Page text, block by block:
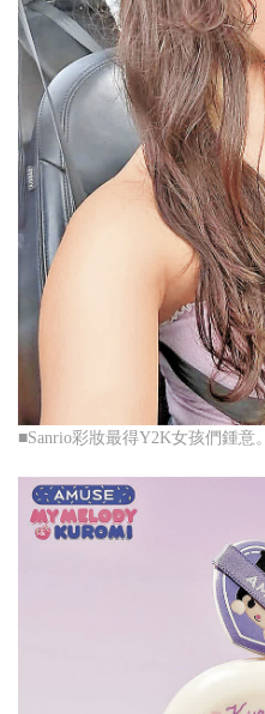
■Sanrio彩妝最得Y2K女孩們鍾意。